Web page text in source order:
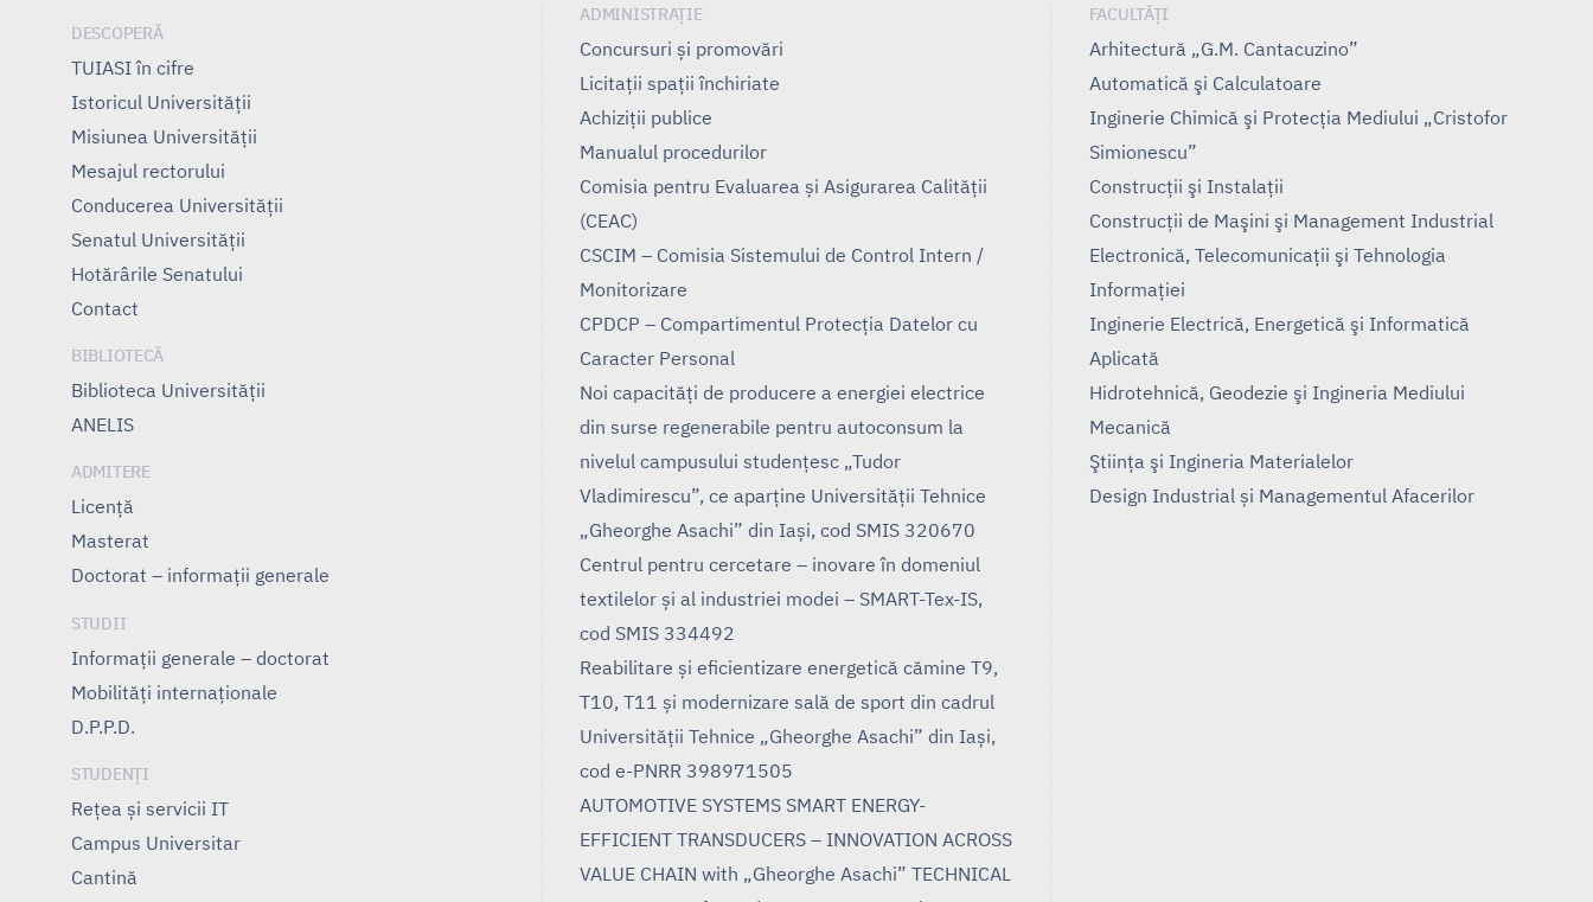
DESCOPERĂ
TUIASI în cifre
Istoricul Universităţii
Misiunea Universităţii
Mesajul rectorului
Conducerea Universităţii
Senatul Universității
Hotărârile Senatului
Contact
BIBLIOTECĂ
Biblioteca Universității
ANELIS
ADMITERE
Licență
Masterat
Doctorat – informații generale
STUDII
Informații generale – doctorat
Mobilități internaționale
D.P.P.D.
STUDENȚI
Rețea și servicii IT
Campus Universitar
Cantină
ADMINISTRAȚIE
Concursuri și promovări
Licitații spații închiriate
Achiziții publice
Manualul procedurilor
Comisia pentru Evaluarea și Asigurarea Calității
(CEAC)
CSCIM – Comisia Sistemului de Control Intern /
Monitorizare
CPDCP – Compartimentul Protecția Datelor cu
Caracter Personal
Noi capacități de producere a energiei electrice
din surse regenerabile pentru autoconsum la
nivelul campusului studențesc „Tudor
Vladimirescu”, ce aparține Universității Tehnice
„Gheorghe Asachi” din Iași, cod SMIS 320670
Centrul pentru cercetare – inovare în domeniul
textilelor și al industriei modei – SMART-Tex-IS,
cod SMIS 334492
Reabilitare și eficientizare energetică cămine T9,
T10, T11 și modernizare sală de sport din cadrul
Universității Tehnice „Gheorghe Asachi” din Iași,
cod e-PNRR 398971505
AUTOMOTIVE SYSTEMS SMART ENERGY-
EFFICIENT TRANSDUCERS – INNOVATION ACROSS
VALUE CHAIN with „Gheorghe Asachi” TECHNICAL
FACULTĂȚI
Arhitectură „G.M. Cantacuzino”
Automatică şi Calculatoare
Inginerie Chimică şi Protecţia Mediului „Cristofor
Simionescu”
Construcţii şi Instalaţii
Construcţii de Maşini şi Management Industrial
Electronică, Telecomunicaţii şi Tehnologia
Informaţiei
Inginerie Electrică, Energetică şi Informatică
Aplicată
Hidrotehnică, Geodezie şi Ingineria Mediului
Mecanică
Ştiinţa şi Ingineria Materialelor
Design Industrial și Managementul Afacerilor